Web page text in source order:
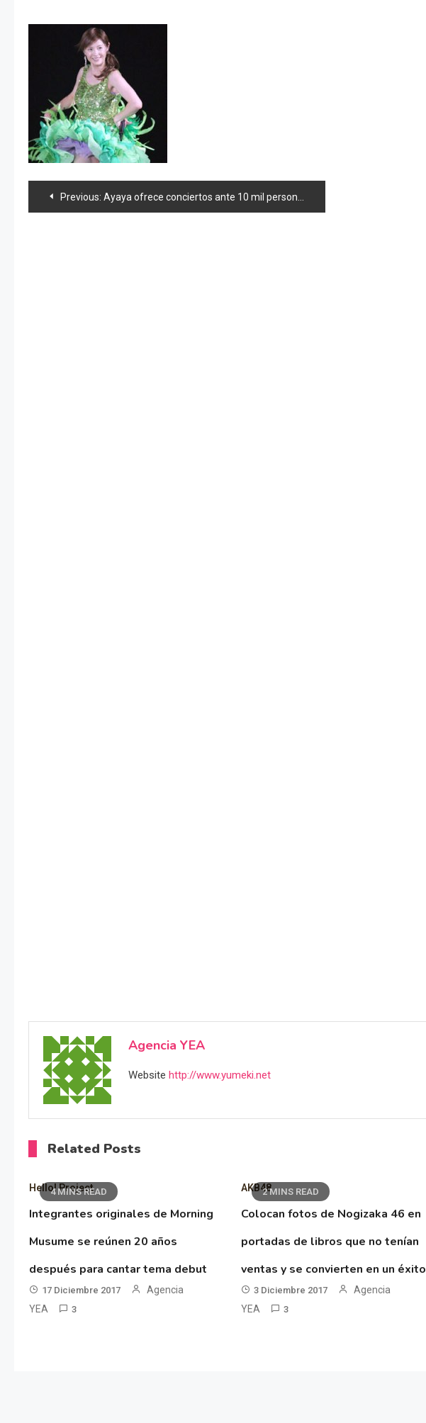
Navegación
Previous: Ayaya ofrece conciertos ante 10 mil personas
Agencia YEA
Website http://www.yumeki.net
Related Posts
4 MINS READ
Hello! Project
Integrantes originales de Morning
Musume se reúnen 20 años
después para cantar tema debut
17 Diciembre 2017
Agencia
YEA
3
2 MINS READ
AKB48
Colocan fotos de Nogizaka 46 en
portadas de libros que no tenían
ventas y se convierten en un éxito
3 Diciembre 2017
Agencia
YEA
3